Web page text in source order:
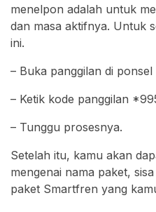
menelpon adalah untuk
dan masa aktifnya. Untuk
ini.
– Buka panggilan di ponsel
– Ketik kode panggilan
– Tunggu prosesnya.
Setelah itu, kamu akan
mengenai nama paket,
paket Smartfren yang